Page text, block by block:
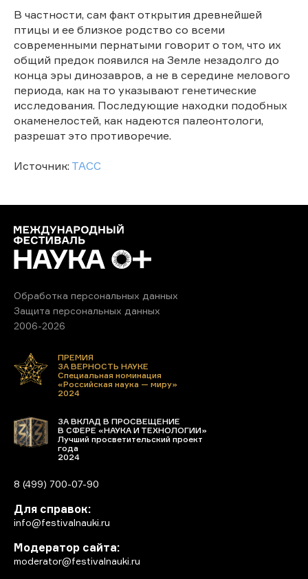
В частности, сам факт открытия древнейшей
птицы и ее близкое родство со всеми
современными пернатыми говорит о том, что их
общий предок появился на Земле незадолго до
конца эры динозавров, а не в середине мелового
периода, как на то указывают генетические
исследования. Последующие находки подобных
окаменелостей, как надеются палеонтологи,
разрешат это противоречие.
Источник: ТАСС
Обработка персональных данных
Защита персональных данных
2006-2026
ПРЕМИЯ
ЗА ВЕРНОСТЬ НАУКЕ
Специальная номинация
«Российская наука — миру»
2024
ЗА ВКЛАД В ПРОСВЕЩЕНИЕ
В СФЕРЕ «НАУКА И ТЕХНОЛОГИИ»
Лучший просветительский проект
года
2024
8 (499) 700-07-90
Для справок:
info@festivalnauki.ru
Модератор сайта:
moderator@festivalnauki.ru